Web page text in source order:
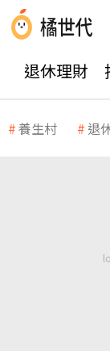
退休理財
養生村 退